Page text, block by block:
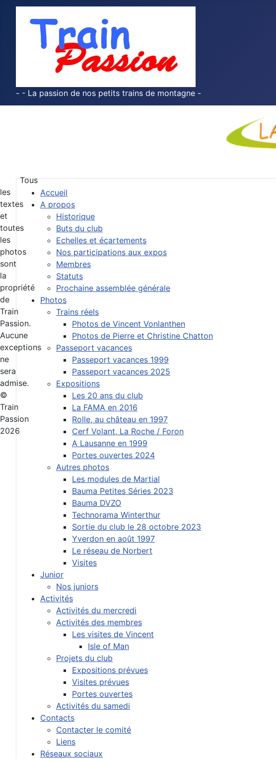
- - La passion de nos petits trains de montagne -
Accueil
A propos
Historique
Buts du club
Echelles et écartements
Nos participations aux expos
Membres
Statuts
Prochaine assemblée générale
Photos
Trains réels
Photos de Vincent Vonlanthen
Photos de Pierre et Christine Chatton
Passeport vacances
Passeport vacances 1999
Passeport vacances 2025
Expositions
Les 20 ans du club
La FAMA en 2016
Rolle, au château en 1997
Cerf Volant, La Roche / Foron
A Lausanne en 1999
Portes ouvertes 2024
Autres photos
Les modules de Martial
Bauma Petites Séries 2023
Bauma DVZO
Technorama Winterthur
Sortie du club le 28 octobre 2023
Yverdon en août 1997
Le réseau de Norbert
Visites
Junior
Nos juniors
Activités
Activités du mercredi
Activités des membres
Les visites de Vincent
Isle of Man
Projets du club
Expositions prévues
Visites prévues
Portes ouvertes
Activités du samedi
Contacts
Contacter le comité
Liens
Réseaux sociaux
Tous
les
textes
et
toutes
les
photos
sont
la
propriété
de
Train
Passion.
Aucune
exceptions
ne
sera
admise.
©
Train
Passion
2026